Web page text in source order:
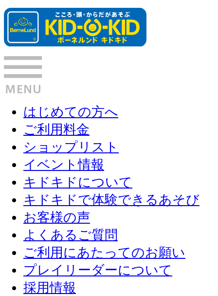
はじめての方へ
ご利用料金
ショップリスト
イベント情報
キドキドについて
キドキドで体験できるあそび
お客様の声
よくあるご質問
ご利用にあたってのお願い
プレイリーダーについて
採用情報